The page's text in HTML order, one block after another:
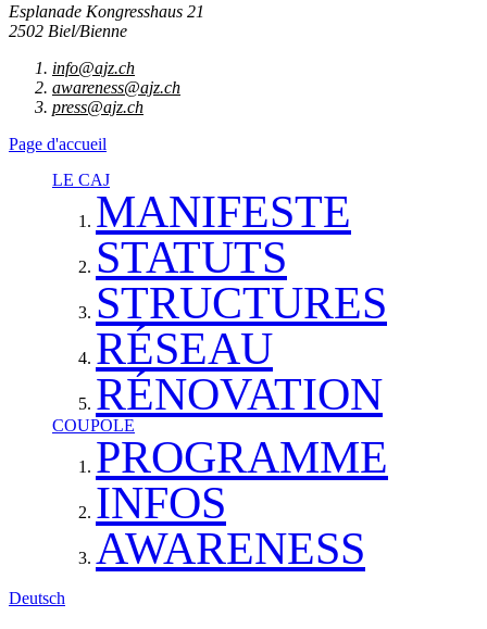
Esplanade Kongresshaus 21
2502 Biel/Bienne
info@ajz.ch
awareness@ajz.ch
press@ajz.ch
Page d'accueil
LE CAJ
MANIFESTE
STATUTS
STRUCTURES
RÉSEAU
RÉNOVATION
COUPOLE
PROGRAMME
INFOS
AWARENESS
Deutsch